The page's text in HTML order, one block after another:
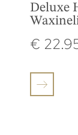
Deluxe
€